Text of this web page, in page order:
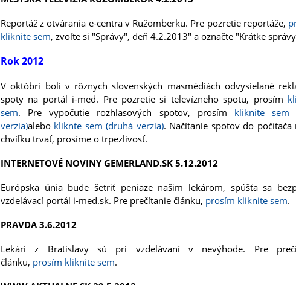
Reportáž z otvárania e-centra v Ružomberku. Pre pozretie reportáže,
kliknite sem, zvoľte si "Správy", deň 4.2.2013" a označte "Krátke
Rok 2012
V októbri boli v rôznych slovenských masmédiách odvysielané
spoty na portál i-med. Pre pozretie si televízneho spotu, prosím
sem. Pre vypočutie rozhlasových spotov, prosím kliknite sem
verzia)alebo kliknte sem (druhá verzia). Načítanie spotov do počítača
chvíľku trvať, prosíme o trpezlivosť.
INTERNETOVÉ NOVINY GEMERLAND.SK 5.12.2012
Európska únia bude šetriť peniaze našim lekárom, spúšťa sa
vzdelávací portál i-med.sk. Pre prečítanie článku, prosím kliknite sem.
PRAVDA 3.6.2012
Lekári z Bratislavy sú pri vzdelávaní v nevýhode. Pre
článku, prosím kliknite sem.